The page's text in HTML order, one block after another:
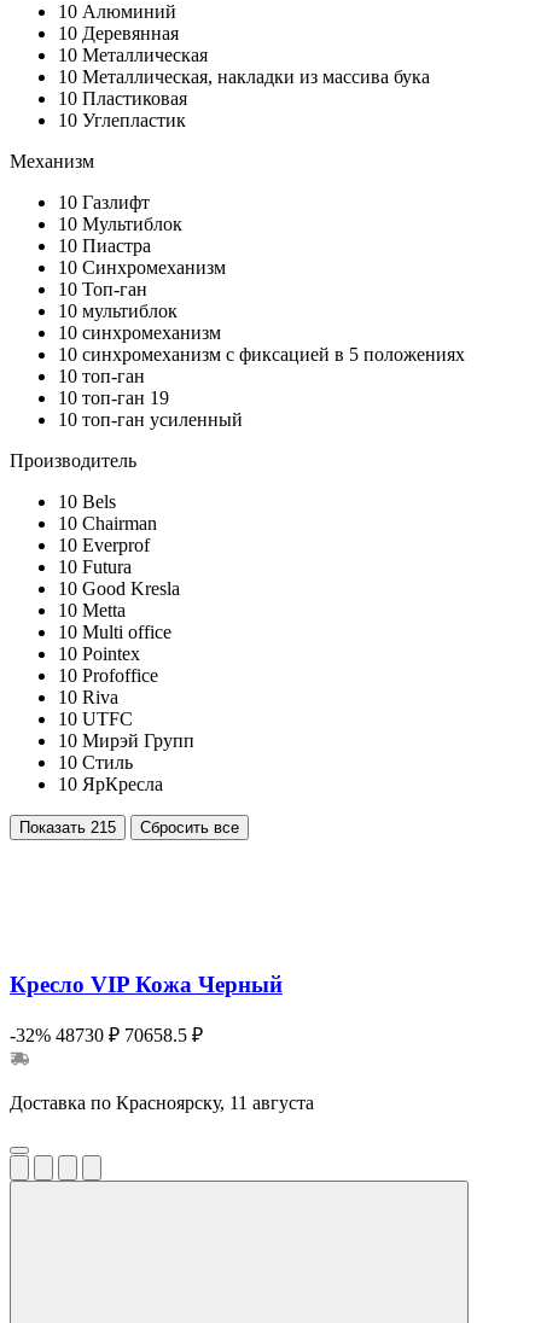
10 Алюминий
10 Деревянная
10 Металлическая
10 Металлическая, накладки из массива бука
10 Пластиковая
10 Углепластик
Механизм
10 Газлифт
10 Мультиблок
10 Пиастра
10 Синхромеханизм
10 Топ-ган
10 мультиблок
10 синхромеханизм
10 синхромеханизм с фиксацией в 5 положениях
10 топ-ган
10 топ-ган 19
10 топ-ган усиленный
Производитель
10 Bels
10 Chairman
10 Everprof
10 Futura
10 Good Kresla
10 Metta
10 Multi office
10 Pointex
10 Profoffice
10 Riva
10 UTFC
10 Мирэй Групп
10 Стиль
10 ЯрКресла
Показать 215 Сбросить все
Кресло VIP Кожа Черный
-32% 48730 ₽ 70658.5 ₽
Доставка по Красноярску, 11 августа